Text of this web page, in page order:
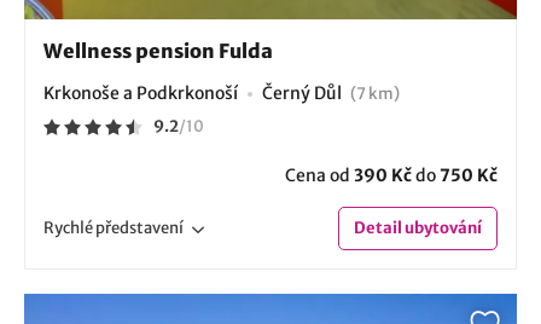
Wellness pension Fulda
Krkonoše a Podkrkonoší Černý Důl (7 km)
9.2/10
Cena od 390 Kčdo750 Kč
Rychlépředstavení Detailubytování